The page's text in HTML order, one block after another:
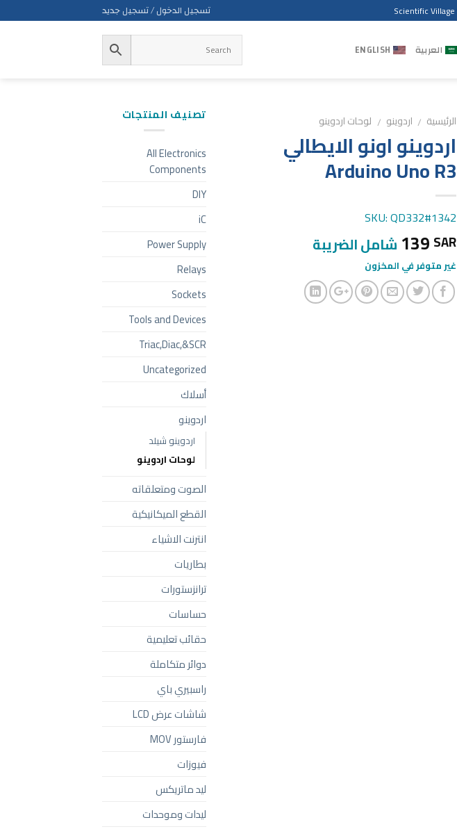
تسجيل الدخول / تسجيل جديد
العربية ENGLISH
الرئيسية / اردوينو / لوحات اردوينو
اردوينو اونو الايطالي
Arduino Uno R3
SKU: QD332#1342
139 SAR شامل الضريبة
غير متوفر في المخزون
تصنيف المنتجات
All Electronics
Components
DIY
iC
Power Supply
Relays
Sockets
Tools and Devices
Triac,Diac,&SCR
Uncategorized
أسلاك
اردوينو
اردوينو شيلد
لوحات اردوينو
الصوت ومتعلقاته
القطع الميكانيكية
انترنت الاشياء
بطاريات
ترانزستورات
حساسات
حقائب تعليمية
دوائر متكاملة
راسبيري باي
شاشات عرض LCD
فارستور MOV
فيوزات
ليد ماتريكس
ليدات وموحدات